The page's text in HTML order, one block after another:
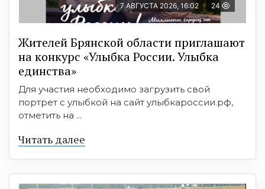
7 АВГУСТА 2026, 16:02 24
Жителей Брянской области приглашают
на конкурс «Улыбка России. Улыбка
единства»
Для участия необходимо загрузить свой
портрет с улыбкой на сайт улыбкароссии.рф,
отметить на ...
Читать далее